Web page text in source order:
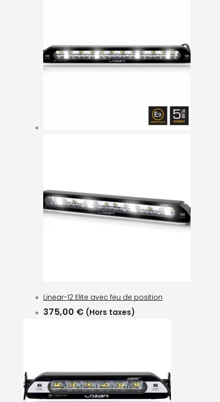
Linear-12 Elite avec feu de position
375,00 € (Hors taxes)